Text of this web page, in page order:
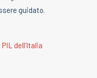
guidato.
dell’Italia